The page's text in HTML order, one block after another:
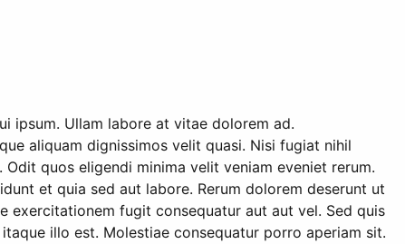
ipsum. Ullam labore at vitae dolorem ad.
aliquam dignissimos velit quasi. Nisi fugiat nihil
quos eligendi minima velit veniam eveniet rerum.
et quia sed aut labore. Rerum dolorem deserunt ut
exercitationem fugit consequatur aut aut vel. Sed quis
illo est. Molestiae consequatur porro aperiam sit.